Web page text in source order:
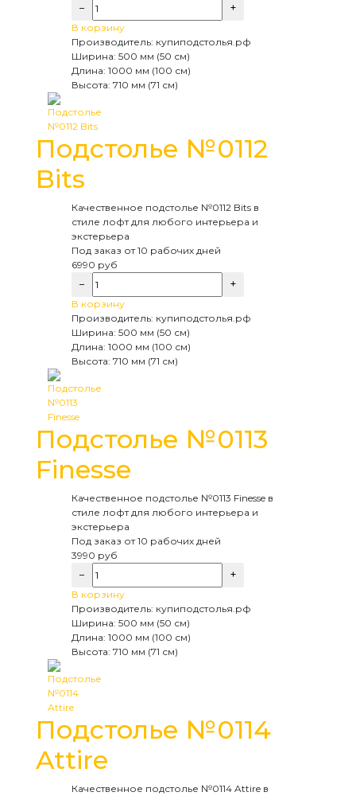
− +
В корзину
Производитель: купиподстолья.рф
Ширина: 500 мм (50 см)
Длина: 1000 мм (100 см)
Высота: 710 мм (71 см)
Подстолье №0112
Bits
Качественное подстолье №0112 Bits в
стиле лофт для любого интерьера и
экстерьера
Под заказ от 10 рабочих дней
6990 руб
− +
В корзину
Производитель: купиподстолья.рф
Ширина: 500 мм (50 см)
Длина: 1000 мм (100 см)
Высота: 710 мм (71 см)
Подстолье №0113
Finesse
Качественное подстолье №0113 Finesse в
стиле лофт для любого интерьера и
экстерьера
Под заказ от 10 рабочих дней
3990 руб
− +
В корзину
Производитель: купиподстолья.рф
Ширина: 500 мм (50 см)
Длина: 1000 мм (100 см)
Высота: 710 мм (71 см)
Подстолье №0114
Attire
Качественное подстолье №0114 Attire в